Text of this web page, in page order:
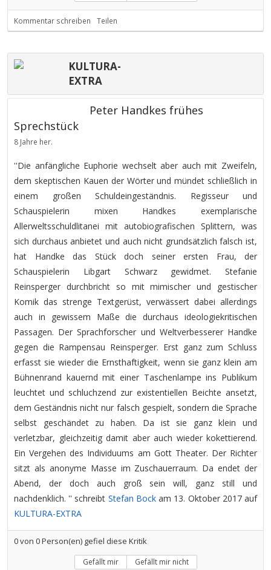
Kommentar schreiben Teilen
KULTURA-
EXTRA
Peter Handkes frühes
Sprechstück
8 Jahre her.
''Die anfängliche Euphorie wechselt aber auch mit Zweifeln,
dem skeptischen Kauen der Wörter und mündet schließlich in
einem großen Schuldeingeständnis. Regisseur und
Schauspielerin mixen Handkes exemplarische
Allerweltsschuldlitanei mit autobiografischen Splittern, was
sich durchaus anbietet und auch nicht grundsätzlich falsch ist,
hat Handke das Stück doch seiner ersten Frau, der
Schauspielerin Libgart Schwarz gewidmet. Stefanie
Reinsperger durchbricht so mit mimischer und gestischer
Komik das strenge Textgerüst, verwässert dabei allerdings
auch in gewissem Maße die durchaus ideologiekritischen
Passagen. Der Sprachforscher und Weltverbesserer Handke
gegen die Rampensau Reinsperger. Erst ganz zum Schluss
erfasst sie wieder die Ernsthaftigkeit, wenn sie ganz klein am
Bühnenrand kauernd mit einer Taschenlampe ins Publikum
leuchtet und schluchzend zur existentiellen Beichte ansetzt,
dem Geständnis nicht nur falsch gespielt, sondern die Sprache
selbst geschändet zu haben. Da ist sie ganz klein und
verletzbar, gleichzeitig damit aber auch wieder kokettierend.
Ein Vergehen des Individuums am Gott Theater. Der Richter
sitzt als anonyme Masse im Zuschauerraum. Da endet der
Abend, der doch auch groß sein will, ganz still und
nachdenklich. '' schreibt Stefan Bockam 13. Oktober 2017 auf
KULTURA-EXTRA
0von 0Person(en) gefiel diese Kritik
Gefällt mir Gefällt mir nicht